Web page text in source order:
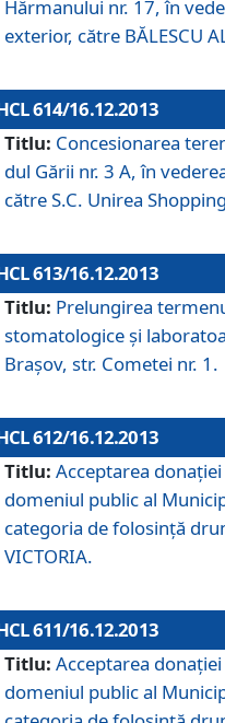
Hărmanului nr. 17, în
exterior, către BĂLESCU
614/16.12.2013
Titlu: Concesionarea
dul Gării nr. 3 A, în
către S.C. Unirea
613/16.12.2013
Titlu: Prelungirea
stomatologice şi
Braşov, str. Cometei nr. 1.
612/16.12.2013
Titlu: Acceptarea
domeniul public al
categoria de folosinţă
VICTORIA.
611/16.12.2013
Titlu: Acceptarea
domeniul public al